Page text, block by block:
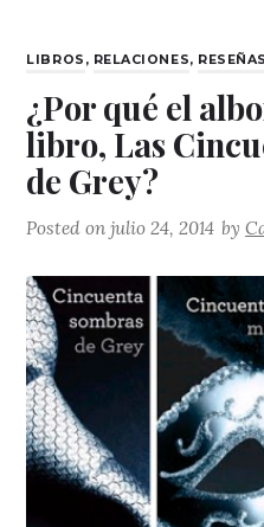
CATEGORIES
LIBROS , RELACIONES,
¿Por qué el
libro, Las
de Grey?
Posted onjulio 24, 2014 by